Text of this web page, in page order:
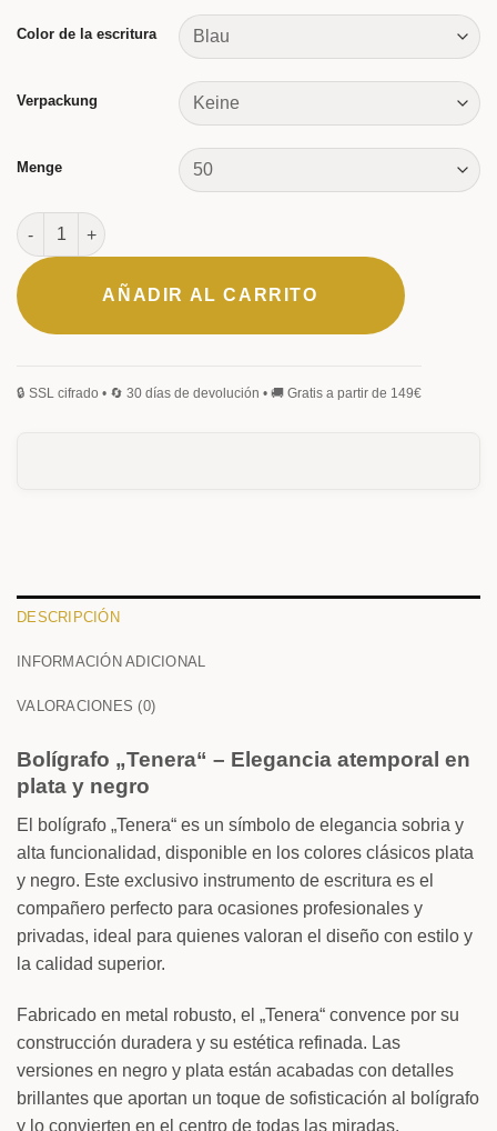
Color de la escritura
Verpackung
Menge
Bolígrafo Tenera cantidad
AÑADIR AL CARRITO
DESCRIPCIÓN
INFORMACIÓN ADICIONAL
VALORACIONES (0)
Bolígrafo „Tenera“ – Elegancia atemporal en
plata y negro
El bolígrafo „Tenera“ es un símbolo de elegancia sobria y
alta funcionalidad, disponible en los colores clásicos plata
y negro. Este exclusivo instrumento de escritura es el
compañero perfecto para ocasiones profesionales y
privadas, ideal para quienes valoran el diseño con estilo y
la calidad superior.
Fabricado en metal robusto, el „Tenera“ convence por su
construcción duradera y su estética refinada. Las
versiones en negro y plata están acabadas con detalles
brillantes que aportan un toque de sofisticación al bolígrafo
y lo convierten en el centro de todas las miradas.